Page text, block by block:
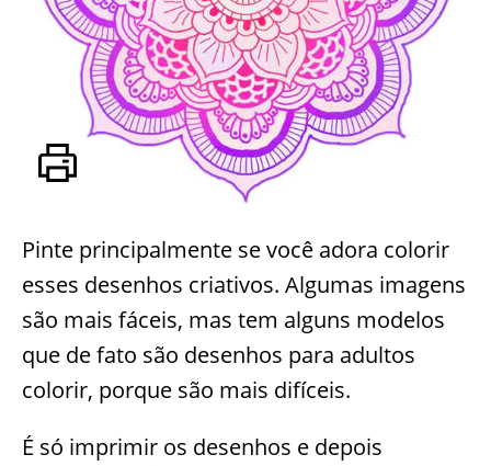
Pinte principalmente se você adora colorir
esses desenhos criativos. Algumas imagens
são mais fáceis, mas tem alguns modelos
que de fato são desenhos para adultos
colorir, porque são mais difíceis.
É só imprimir os desenhos e depois